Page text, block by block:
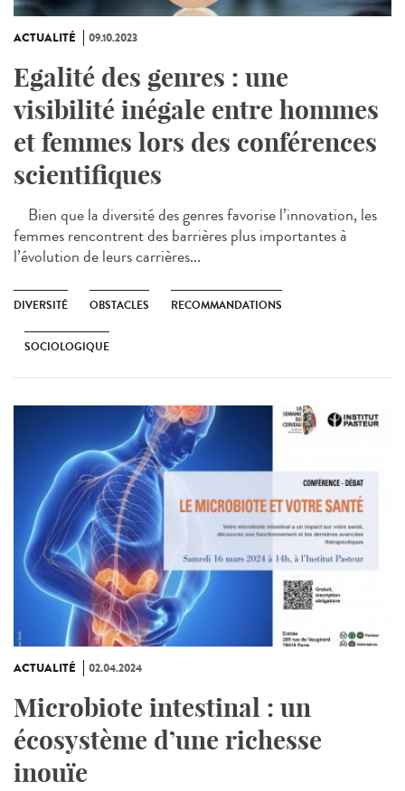
ACTUALITÉ 09.10.2023
Egalité des genres : une
visibilité inégale entre hommes
et femmes lors des conférences
scientifiques
Bien que la diversité des genres favorise l’innovation, les
femmes rencontrent des barrières plus importantes à
l’évolution de leurs carrières...
DIVERSITÉ OBSTACLES RECOMMANDATIONS
SOCIOLOGIQUE
ACTUALITÉ 02.04.2024
Microbiote intestinal : un
écosystème d’une richesse
inouïe